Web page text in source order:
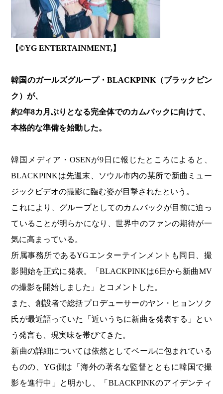
【©️YG ENTERTAINMENT,】
韓国のガールズグループ・BLACKPINK（ブラックピン
ク）が、
約2年8カ月ぶりとなる完全体でのカムバックに向けて、
本格的な準備を始動した。
韓国メディア・OSENが9日に報じたところによると、
BLACKPINKは先週末、ソウル市内の某所で新曲ミュー
ジックビデオの撮影に臨む姿が目撃されたという。
これにより、グループとしてのカムバックが目前に迫っ
ていることが明らかになり、世界中のファンの期待が一
気に高まっている。
所属事務所であるYGエンターテインメントも同日、撮
影開始を正式に発表。「BLACKPINKは6日から新曲MV
の撮影を開始しました」とコメントした。
また、創設者で総括プロデューサーのヤン・ヒョンソク
氏が最近語っていた「近いうちに新曲を発表する」とい
う発言も、現実味を帯びてきた。
新曲の詳細については依然としてベールに包まれている
ものの、YG側は「海外の著名な監督とともに韓国で撮
影を進行中」と明かし、「BLACKPINKのアイデンティ